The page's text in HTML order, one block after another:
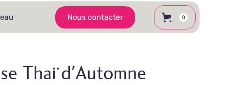
Nous contacter 0
Thaï d'Automne